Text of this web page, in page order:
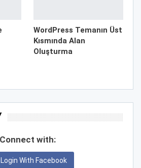
WordPress Temanın Üst
Kısmında Alan
Oluşturma
Connect with:
Login With Facebook